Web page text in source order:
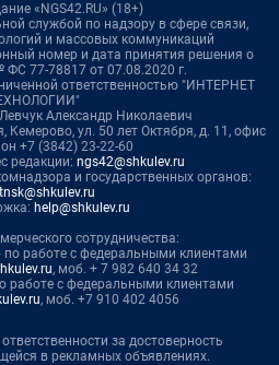
«NGS42.RU» (18+)
службой по надзору в сфере связи,
и массовых коммуникаций
номер и дата принятия решения о
ФС 77-78817 от 07.08.2020 г.
ответственностью "ИНТЕРНЕТ
Александр Николаевич
Кемерово, ул. 50 лет Октября, д. 11, офис
+7 (3842) 23-22-60
редакции: ngs42@shkulev.ru
и государственных органов:
help@shkulev.ru
сотрудничества:
работе с федеральными клиентами
, моб. + 7 982 640 34 32
работе с федеральными клиентами
, моб. +7 910 402 4056
за достоверность
в рекламных объявлениях.